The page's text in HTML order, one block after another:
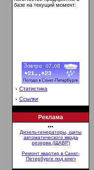
базе на текущий момент:
· Статистика
· Ссылки
Реклама
•••
Дизель-генераторы, щиты
автоматического ввода
резерва (ЩАВР)
Ремонт квартир в Санкт-
Петербурге под ключ